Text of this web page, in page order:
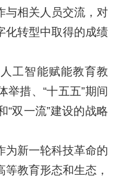
与相关人员交流，对
化转型中取得的成绩
工智能赋能教育教
措、“十五五”期间
“双一流”建设的战略
为新一轮科技革命的
教育形态和生态，